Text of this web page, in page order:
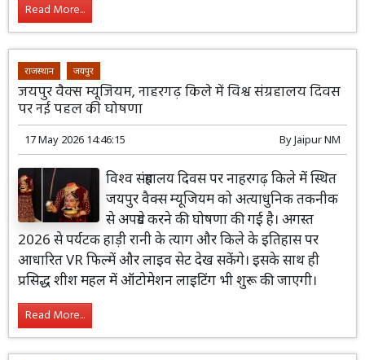
Read More...
राजस्थान जयपुर
जयपुर वैक्स म्यूजियम, नाहरगढ़ किले में विश्व संग्रहालय दिवस
पर नई पहल की घोषणा
17 May 2026 14:46:15 ByJaipur NM
विश्व संग्रहालय दिवस पर नाहरगढ़ किले में स्थित
जयपुर वैक्स म्यूजियम को अत्याधुनिक तकनीक
से अपग्रेड करने की घोषणा की गई है। अगस्त
2026 से पर्यटक हाड़ी रानी के त्याग और किले के इतिहास पर
आधारित VR फिल्में और लाइव सेट देख सकेंगे। इसके साथ ही
प्रसिद्ध शीश महल में ऑटोमेशन लाइटिंग भी शुरू की जाएगी।
Read More...